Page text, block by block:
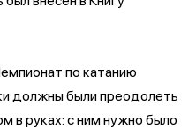
по катанию
должны были преодолеть
в руках: с ним нужно было